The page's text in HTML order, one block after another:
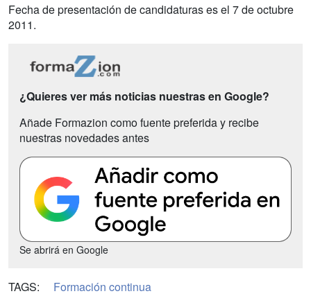
Fecha de presentación de candidaturas es el 7 de octubre
2011.
¿Quieres ver más noticias nuestras en Google?
Añade Formazion como fuente preferida y recibe
nuestras novedades antes
Se abrirá en Google
TAGS: Formación continua